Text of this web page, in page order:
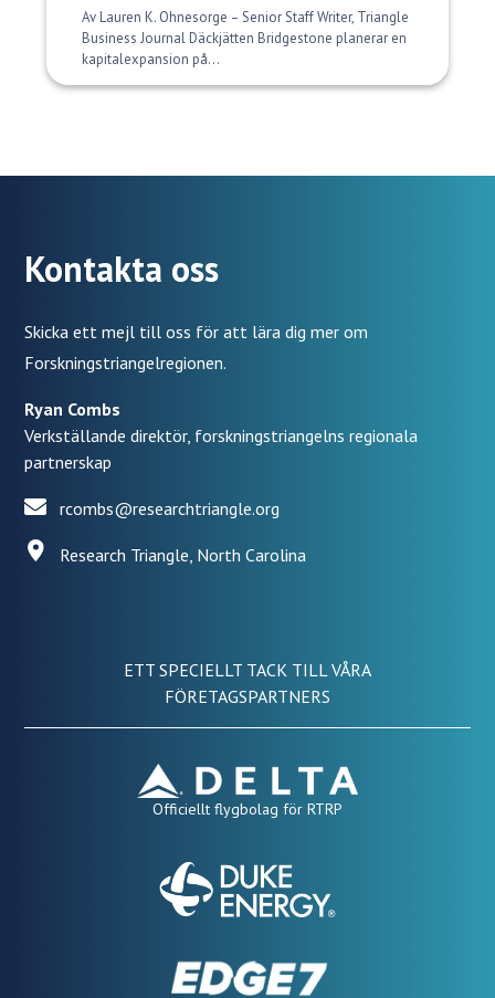
Av Lauren K. Ohnesorge – Senior Staff Writer, Triangle
Business Journal Däckjätten Bridgestone planerar en
kapitalexpansion på...
Kontakta oss
Skicka ett mejl till oss för att lära dig mer om
Forskningstriangelregionen.
Ryan Combs
Verkställande direktör, forskningstriangelns regionala
partnerskap
rcombs@researchtriangle.org
Research Triangle, North Carolina
ETT SPECIELLT TACK TILL VÅRA
FÖRETAGSPARTNERS
Officiellt flygbolag för RTRP